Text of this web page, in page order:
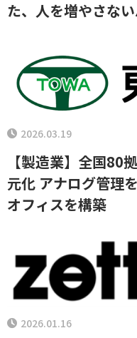
た、人を増やさな
【製造業】全国80
元化 アナログ管理
オフィスを構築
2026.03.19
2026.01.16